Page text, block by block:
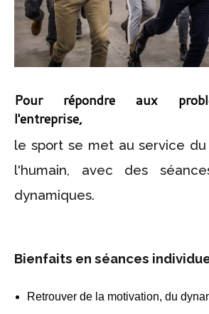
Pour répondre aux
l'entreprise,
le sport se met au service
l'humain, avec des
dynamiques.
Bienfaits en séances
Retrouver de la motivation, du